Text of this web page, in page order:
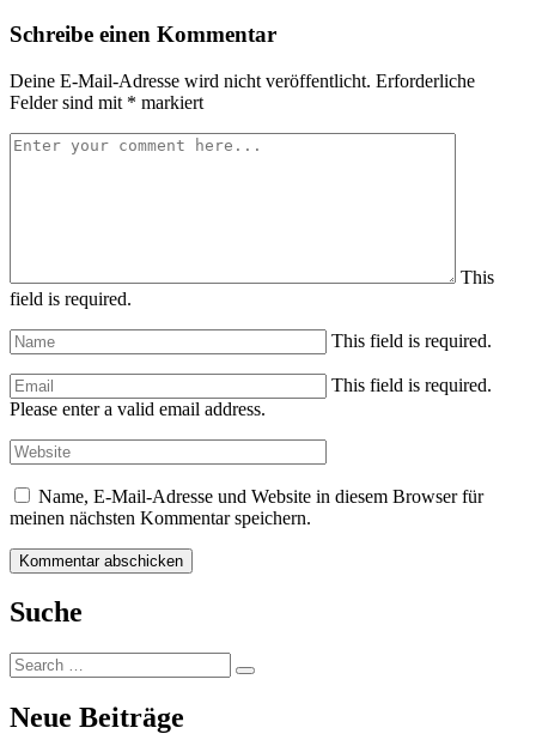
Schreibe einen Kommentar
Deine E-Mail-Adresse wird nicht veröffentlicht. Erforderliche
Felder sind mit * markiert
This
field is required.
This field is required.
This field is required.
Please enter a valid email address.
Name, E-Mail-Adresse und Website in diesem Browser für
meinen nächsten Kommentar speichern.
Suche
Search
for:
Search
Neue Beiträge